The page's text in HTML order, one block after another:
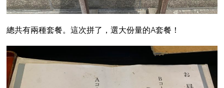
總共有兩種套餐。這次拼了，選大份量的A套餐！